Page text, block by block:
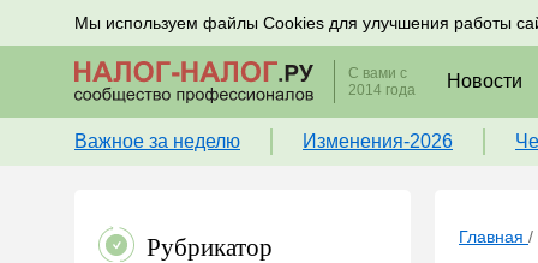
Мы используем файлы Cookies для улучшения работы
Подписывайтесь на новости по налогам, учету и
С вами с
2014 года
Новости
Важное за неделю Изменения-2026
Рубрикатор Главная /